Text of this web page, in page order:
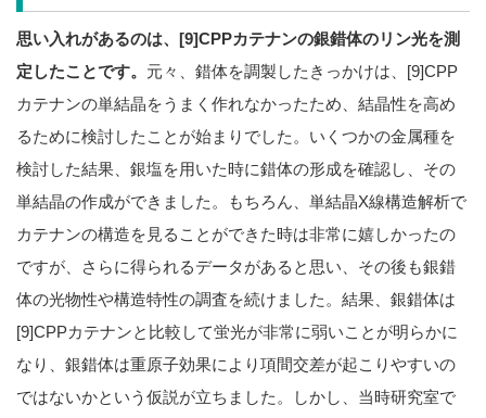
思い入れがあるのは、[9]CPPカテナンの銀錯体のリン光を測
定したことです。 元々、錯体を調製したきっかけは、[9]CPP
カテナンの単結晶をうまく作れなかったため、結晶性を高め
るために検討したことが始まりでした。いくつかの金属種を
検討した結果、銀塩を用いた時に錯体の形成を確認し、その
単結晶の作成ができました。もちろん、単結晶X線構造解析で
カテナンの構造を見ることができた時は非常に嬉しかったの
ですが、さらに得られるデータがあると思い、その後も銀錯
体の光物性や構造特性の調査を続けました。結果、銀錯体は
[9]CPPカテナンと比較して蛍光が非常に弱いことが明らかに
なり、銀錯体は重原子効果により項間交差が起こりやすいの
ではないかという仮説が立ちました。しかし、当時研究室で